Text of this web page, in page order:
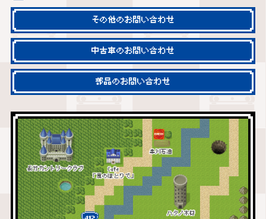
その他のお問い合わせ
中古車のお問い合わせ
部品のお問い合わせ